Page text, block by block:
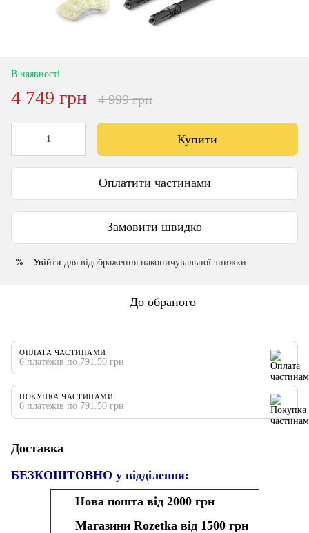
В наявності
4 749 грн 4 999 грн
Купити
Оплатити частинами
Замовити швидко
% Увійти для відображення накопичувальної знижки
До обраного
ОПЛАТА ЧАСТИНАМИ
6 платежів по 791.50 грн
ПОКУПКА ЧАСТИНАМИ
6 платежів по 791.50 грн
Доставка
БЕЗКОШТОВНО у відділення:
Нова пошта від 2000 грн
Магазини Rozetka від 1500 грн